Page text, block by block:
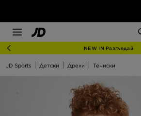
NEW IN Разгледай
JD Sports Детски Дрехи Тениски